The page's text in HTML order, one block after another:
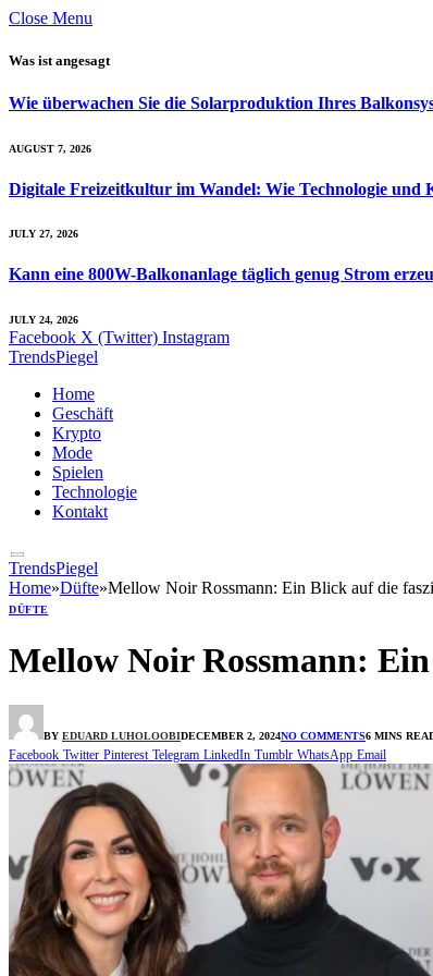
Close Menu
Was ist angesagt
Wie überwachen Sie die Solarproduktion Ihres
AUGUST 7, 2026
Digitale Freizeitkultur im Wandel: Wie Technologie
JULY 27, 2026
Kann eine 800W-Balkonanlage täglich genug Strom
JULY 24, 2026
Facebook X (Twitter) Instagram
TrendsPiegel
Home
Geschäft
Krypto
Mode
Spielen
Technologie
Kontakt
TrendsPiegel
Home»Düfte»Mellow Noir Rossmann: Ein Blick auf die
DÜFTE
Mellow Noir Rossmann:
BY EDUARD LUHOLOOBIDECEMBER 2, 2024NO COMMENTS6 MINS
Facebook Twitter Pinterest Telegram LinkedIn Tumblr WhatsApp Email